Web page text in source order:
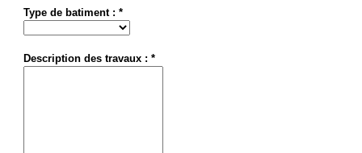
Type de batiment : *
Description des travaux : *